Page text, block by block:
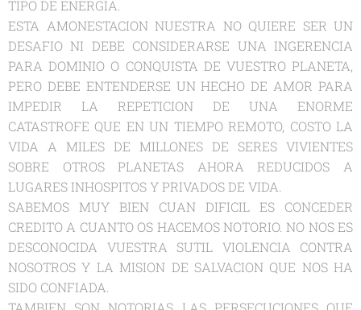
TIPO DE ENERGIA.
ESTA AMONESTACION NUESTRA NO QUIERE SER UN
DESAFIO NI DEBE CONSIDERARSE UNA INGERENCIA
PARA DOMINIO O CONQUISTA DE VUESTRO PLANETA,
PERO DEBE ENTENDERSE UN HECHO DE AMOR PARA
IMPEDIR LA REPETICION DE UNA ENORME
CATASTROFE QUE EN UN TIEMPO REMOTO, COSTO LA
VIDA A MILES DE MILLONES DE SERES VIVIENTES
SOBRE OTROS PLANETAS AHORA REDUCIDOS A
LUGARES INHOSPITOS Y PRIVADOS DE VIDA.
SABEMOS MUY BIEN CUAN DIFICIL ES CONCEDER
CREDITO A CUANTO OS HACEMOS NOTORIO. NO NOS ES
DESCONOCIDA VUESTRA SUTIL VIOLENCIA CONTRA
NOSOTROS Y LA MISION DE SALVACION QUE NOS HA
SIDO CONFIADA.